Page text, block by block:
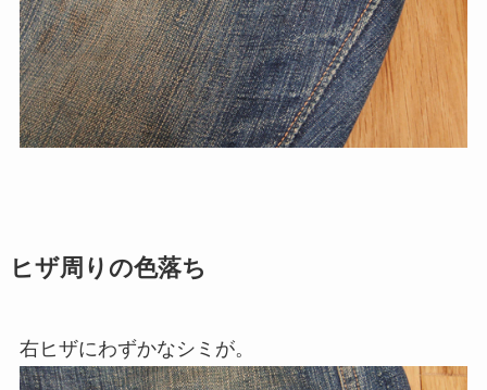
ヒザ周りの色落ち
右ヒザにわずかなシミが。